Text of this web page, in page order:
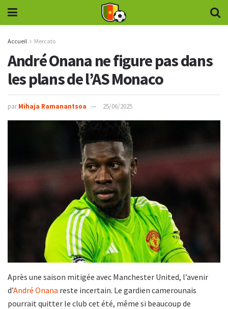
Accueil Mercato
André Onana ne figure pas dans
les plans de l’AS Monaco
par Mihaja Ramanantsoa 25/06/2025
Après une saison mitigée avec Manchester United, l’avenir
d’André Onana reste incertain. Le gardien camerounais
pourrait quitter le club cet été, même si beaucoup de